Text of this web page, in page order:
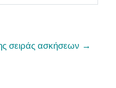
σειράς ασκήσεων →